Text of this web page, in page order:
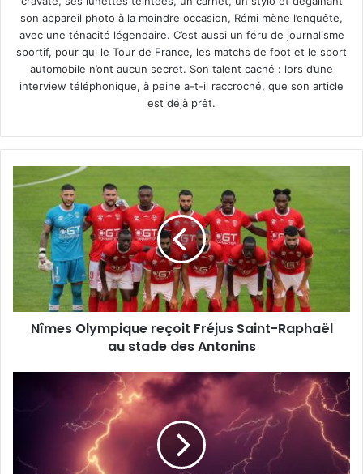
son appareil photo à la moindre occasion, Rémi mène l’enquête,
avec une ténacité légendaire. C’est aussi un féru de journalisme
sportif, pour qui le Tour de France, les matchs de foot et le sport
automobile n’ont aucun secret. Son talent caché : lors d’une
interview téléphonique, à peine a-t-il raccroché, que son article
est déjà prêt.
Olympique
Fréjus
Saint-
Raphaël
stade
des
Antonins
Nîmes Olympique reçoit Fréjus Saint-Raphaël
au stade des Antonins
le